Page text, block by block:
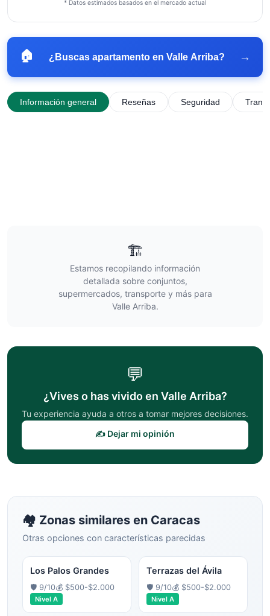
* Datos estimados basados en el mercado actual
🏠 ¿Buscas apartamento en Valle Arriba? →
Información general Reseñas Seguridad
🏗️
Estamos recopilando información
detallada sobre conjuntos,
supermercados, transporte y más para
Valle Arriba.
💬
¿Vives o has vivido en Valle Arriba?
Tu experiencia ayuda a otros a tomar mejores decisiones.
✍️ Dejar mi opinión
🏘️ Zonas similares en Caracas
Otras opciones con características parecidas
Los Palos Grandes
🛡️ 9/10💰 $500-$2.000
Nivel A
Terrazas del Ávila
🛡️ 9/10💰 $500-$2.000
Nivel A